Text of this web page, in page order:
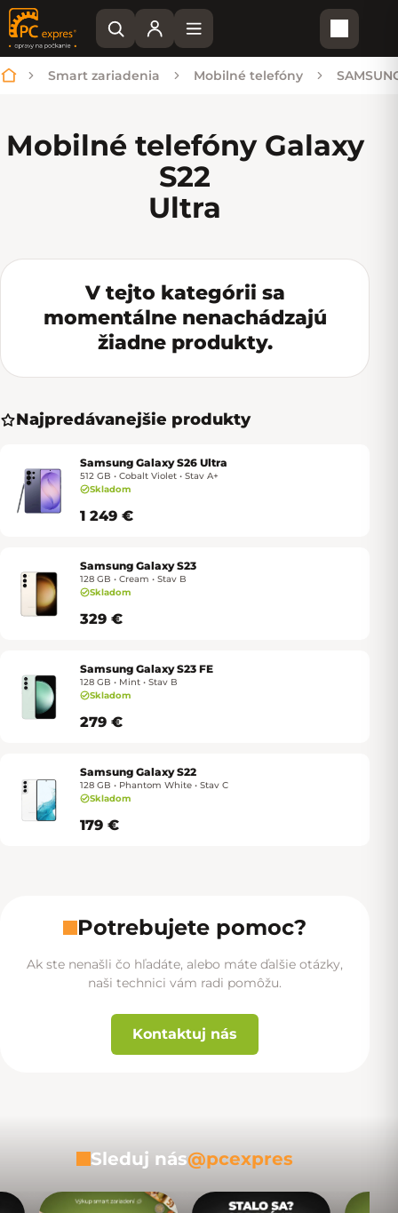
Domov
Smart zariadenia Mobilné telefóny
Mobilné telefóny Galaxy
S22
Ultra
V tejto kategórii sa
momentálne nenachádzajú
žiadne produkty.
Najpredávanejšie produkty
Samsung Galaxy S26 Ultra
512 GB • Cobalt Violet • Stav A+
Skladom
1 249 €
Samsung Galaxy S23
128 GB • Cream • Stav B
Skladom
329 €
Samsung Galaxy S23 FE
128 GB • Mint • Stav B
Skladom
279 €
Samsung Galaxy S22
128 GB • Phantom White • Stav C
Skladom
179 €
Potrebujete pomoc?
Ak ste nenašli čo hľadáte, alebo máte ďalšie otázky,
naši technici vám radi pomôžu.
Kontaktuj nás
Sleduj nás@pcexpres